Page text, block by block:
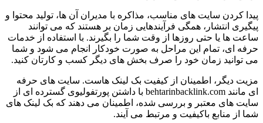
پیدا کردن سایت های مناسب، مذاکره با مدیران آن ها، تولید محتوا و
پیگیری انتشار، همگی فرآیندهایی زمان بر هستند که می توانند
ساعت ها یا حتی روزها از وقت شما را بگیرند. با استفاده از خدمات
حرفه ای، تمام این مراحل به صورت خودکار انجام می شود و شما
می توانید زمان خود را صرف بخش های دیگر کسب و کارتان کنید.
مزیت دیگر، اطمینان از کیفیت بک لینک هاست. سایت های حرفه
ای مانند behtarinbacklink.com با داشتن پورتفولیوی گسترده ای از
سایت های معتبر و بررسی شده، اطمینان می دهند که بک لینک های
شما از منابع باکیفیت و مرتبط می آیند.